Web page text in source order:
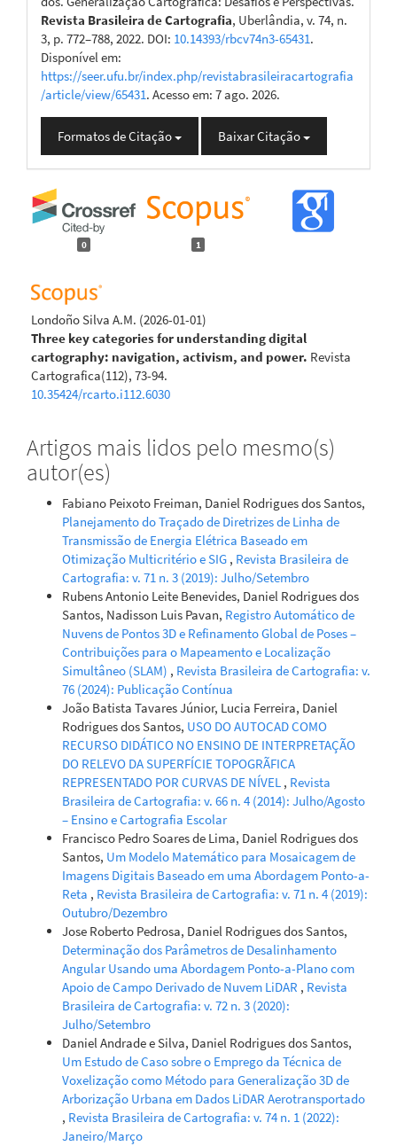
Revista Brasileira de Cartografia, Uberlândia, v. 74, n.
3, p. 772–788, 2022. DOI: 10.14393/rbcv74n3-65431.
Disponível em:
https://seer.ufu.br/index.php/revistabrasileiracartografia
/article/view/65431. Acesso em: 7 ago. 2026.
Formatos de Citação Baixar Citação
0 1
Londoño Silva A.M. (2026-01-01)
Three key categories for understanding digital
cartography: navigation, activism, and power. Revista
Cartografica(112), 73-94.
10.35424/rcarto.i112.6030
Artigos mais lidos pelo mesmo(s)
autor(es)
Fabiano Peixoto Freiman, Daniel Rodrigues dos Santos,
Planejamento do Traçado de Diretrizes de Linha de
Transmissão de Energia Elétrica Baseado em
Otimização Multicritério e SIG , Revista Brasileira de
Cartografia: v. 71 n. 3 (2019): Julho/Setembro
Rubens Antonio Leite Benevides, Daniel Rodrigues dos
Santos, Nadisson Luis Pavan, Registro Automático de
Nuvens de Pontos 3D e Refinamento Global de Poses –
Contribuições para o Mapeamento e Localização
Simultâneo (SLAM) , Revista Brasileira de Cartografia: v.
76 (2024): Publicação Contínua
João Batista Tavares Júnior, Lucia Ferreira, Daniel
Rodrigues dos Santos, USO DO AUTOCAD COMO
RECURSO DIDÁTICO NO ENSINO DE INTERPRETAÇÃO
DO RELEVO DA SUPERFÍCIE TOPOGRÃFICA
REPRESENTADO POR CURVAS DE NÍVEL , Revista
Brasileira de Cartografia: v. 66 n. 4 (2014): Julho/Agosto
– Ensino e Cartografia Escolar
Francisco Pedro Soares de Lima, Daniel Rodrigues dos
Santos, Um Modelo Matemático para Mosaicagem de
Imagens Digitais Baseado em uma Abordagem Ponto-a-
Reta , Revista Brasileira de Cartografia: v. 71 n. 4 (2019):
Outubro/Dezembro
Jose Roberto Pedrosa, Daniel Rodrigues dos Santos,
Determinação dos Parâmetros de Desalinhamento
Angular Usando uma Abordagem Ponto-a-Plano com
Apoio de Campo Derivado de Nuvem LiDAR , Revista
Brasileira de Cartografia: v. 72 n. 3 (2020):
Julho/Setembro
Daniel Andrade e Silva, Daniel Rodrigues dos Santos,
Um Estudo de Caso sobre o Emprego da Técnica de
Voxelização como Método para Generalização 3D de
Arborização Urbana em Dados LiDAR Aerotransportado
, Revista Brasileira de Cartografia: v. 74 n. 1 (2022):
Janeiro/Março